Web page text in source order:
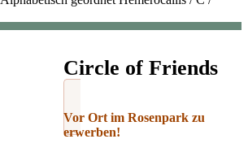
Circle of Friends
Vor Ort im Rosenpark zu
erwerben!